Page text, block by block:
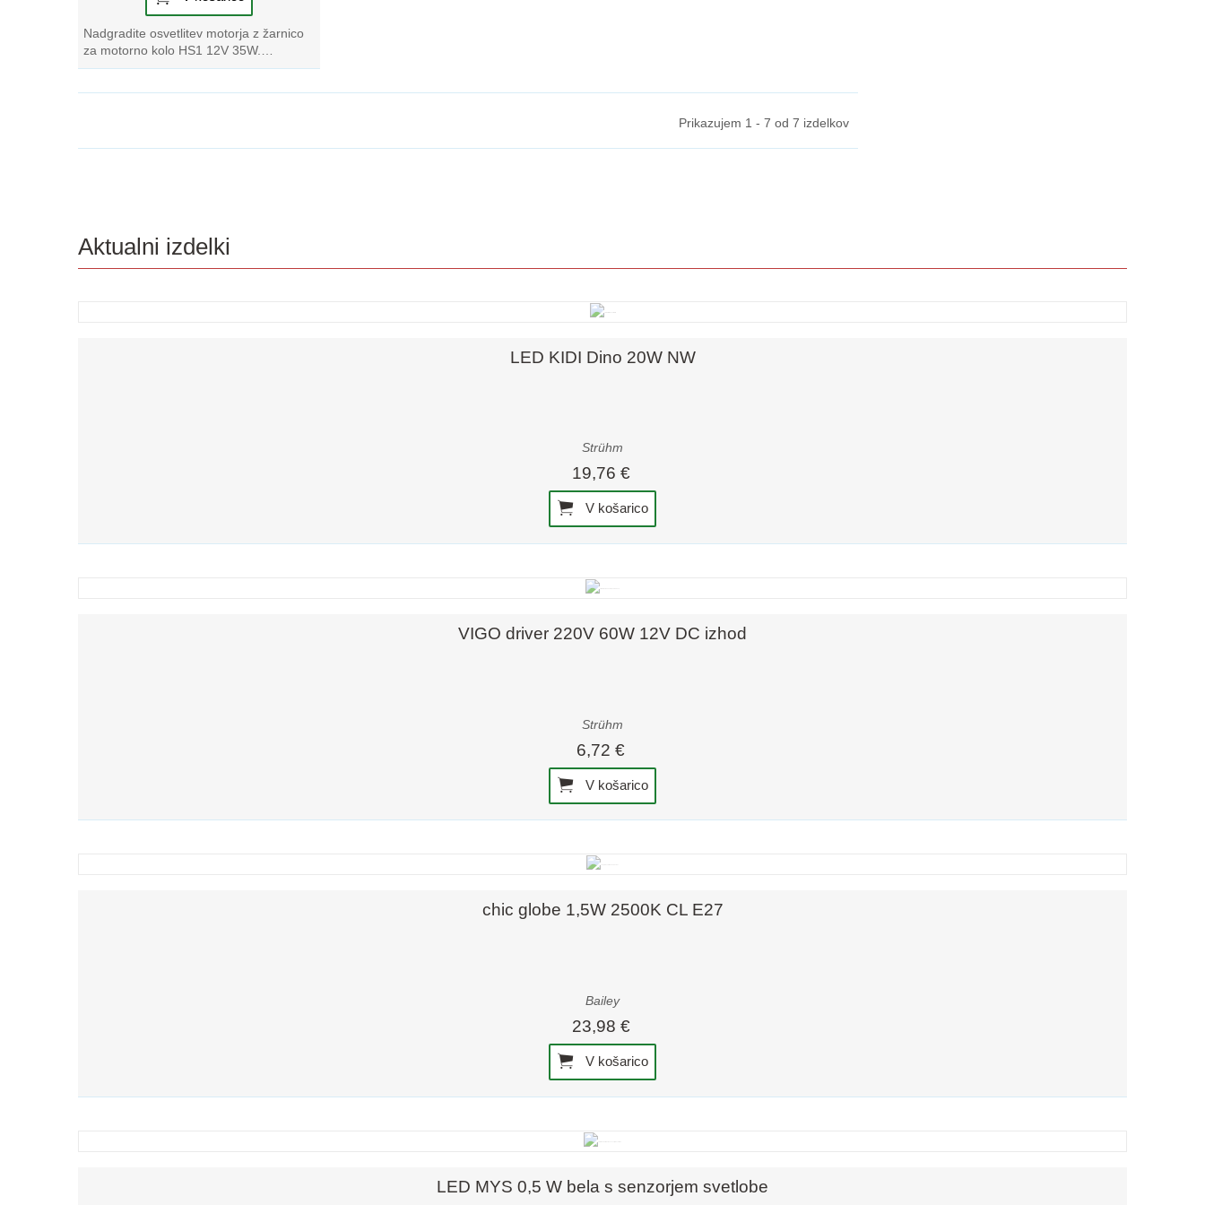
Nadgradite osvetlitev motorja z žarnico
za motorno kolo HS1 12V 35W.
Izboljšajte svojo vožnjo z vrhunsko
Prikazujem 1 - 7 od 7 izdelkov
Aktualni izdelki
LED KIDI Dino 20W NW
Strühm
19,76 €
V košarico
VIGO driver 220V 60W 12V DC izhod
Strühm
6,72 €
V košarico
chic globe 1,5W 2500K CL E27
Bailey
23,98 €
V košarico
LED MYS 0,5 W bela s senzorjem svetlobe